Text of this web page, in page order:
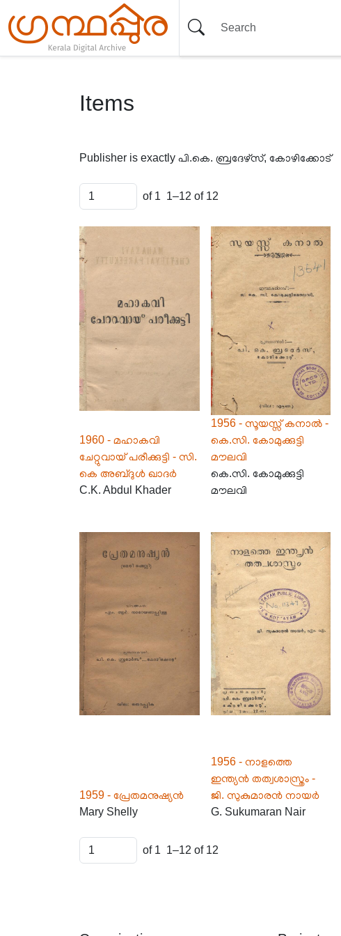
Items
Publisher is exactly പി.കെ. ബ്രദേഴ്സ്, കോഴിക്കോട്
of 1 1–12 of 12
1960 - മഹാകവി
ചേറ്റുവായ് പരീക്കുട്ടി - സി.
കെ അബ്ദുൾ ഖാദർ
C.K. Abdul Khader
1956 - സൂയസ്സ് കനാൽ -
കെ.സി. കോമുക്കുട്ടി
മൗലവി
കെ.സി. കോമുക്കുട്ടി
മൗലവി
1959 - പ്രേതമനുഷ്യൻ
Mary Shelly
1956 - നാളത്തെ
ഇന്ത്യൻ തത്വശാസ്ത്രം -
ജി. സുകുമാരൻ നായർ
G. Sukumaran Nair
of 1 1–12 of 12